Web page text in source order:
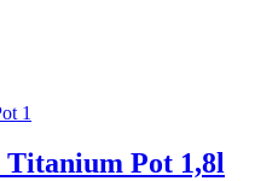
Pot 1,8l